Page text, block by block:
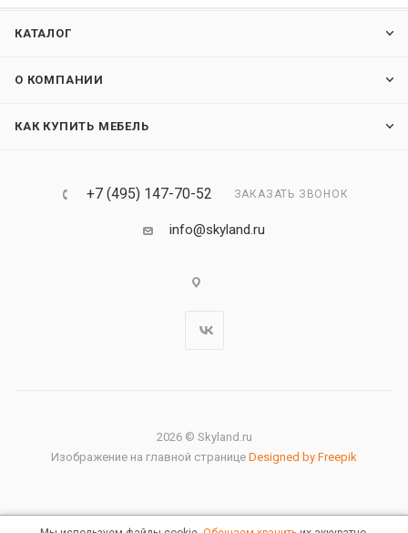
КАТАЛОГ
О КОМПАНИИ
КАК КУПИТЬ МЕБЕЛЬ
+7 (495) 147-70-52 ЗАКАЗАТЬ ЗВОНОК
info@skyland.ru
2026 © Skyland.ru
Изображение на главной странице Designed by Freepik